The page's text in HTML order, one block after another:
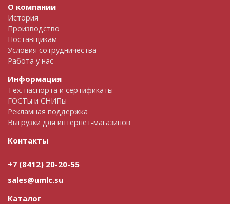
О компании
История
Производство
Поставщикам
Условия сотрудничества
Работа у нас
Информация
Тех. паспорта и сертификаты
ГОСТы и СНИПы
Рекламная поддержка
Выгрузки для интернет-магазинов
Контакты
+7 (8412) 20-20-55
sales@umlc.su
Каталог